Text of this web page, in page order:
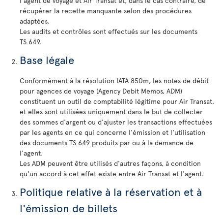
récupérer la recette manquante selon des procédures
adaptées.
Les audits et contrôles sont effectués sur les documents
TS 649.
Base légale
Conformément à la résolution IATA 850m, les notes de débit
pour agences de voyage (Agency Debit Memos, ADM)
constituent un outil de comptabilité légitime pour Air Transat,
et elles sont utilisées uniquement dans le but de collecter
des sommes d'argent ou d'ajuster les transactions effectuées
par les agents en ce qui concerne l'émission et l'utilisation
des documents TS 649 produits par ou à la demande de
l'agent.
Les ADM peuvent être utilisés d'autres façons, à condition
qu'un accord à cet effet existe entre Air Transat et l'agent.
Politique relative à la réservation et à
l'émission de billets